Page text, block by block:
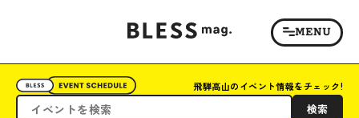
飛騨高山のイベント情報をチェック!
検索